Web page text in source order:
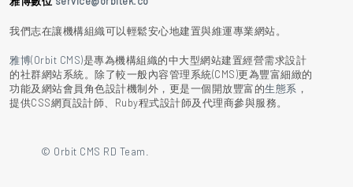
我們志在讓機構組織可以輕鬆安心地建置與維運專業網站。
雅博(Orbit CMS)是專為機構組織的中大型網站建置經營需求設計
的社群網站系統。除了較一般內容管理系統(CMS)更為豐富細緻的
功能及網站會員角色設計機制外，更是一個開放豐富的生態系 ，
提供CSS網頁設計師、Ruby程式設計師及代理商參與服務。
© Orbit CMS RD Team.